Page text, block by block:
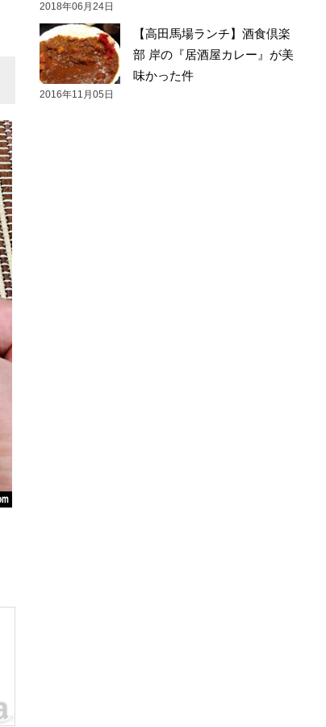
2018年06月24日
【高田馬場ランチ】酒食倶楽
部 岸の『居酒屋カレー』が美
味かった件
2016年11月05日